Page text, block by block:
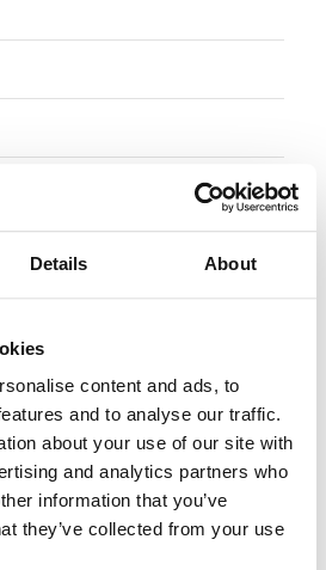
Details About
content and ads, to
and to analyse our traffic.
about your use of our site with
and analytics partners who
information that you’ve
they’ve collected from your use